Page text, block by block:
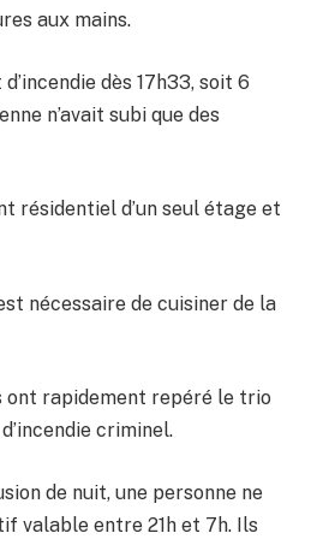
aux mains.
dès 17h33, soit 6
n’avait subi que des
résidentiel d’un seul étage et
nécessaire de cuisiner de la
ont rapidement repéré le trio
criminel.
de nuit, une personne ne
valable entre 21h et 7h. Ils